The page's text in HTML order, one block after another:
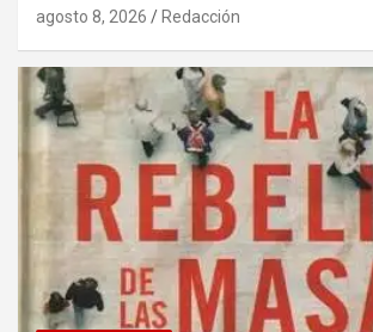
agosto 8, 2026 Redacción